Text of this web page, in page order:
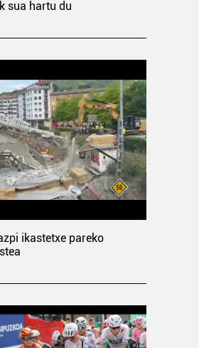
sua hartu du
ikastetxe pareko